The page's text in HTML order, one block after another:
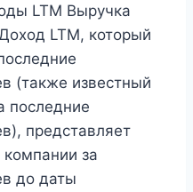
LTM Выручка
LTM, который
(также известный
последние
представляет
за
до даты